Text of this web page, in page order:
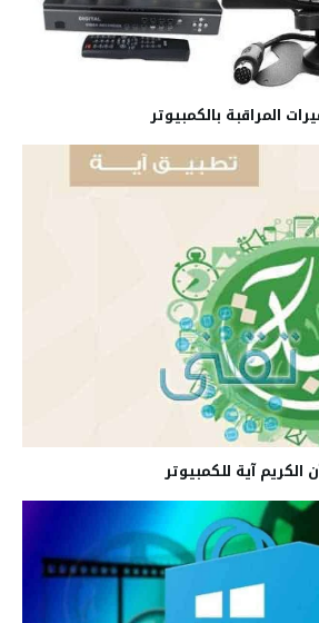
المراقبة بالكمبيوتر
الكريم آية للكمبيوتر